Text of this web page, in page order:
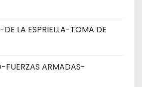
LA ESPRIELLA-TOMA DE
FUERZAS ARMADAS-